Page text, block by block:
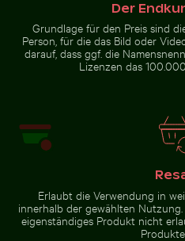
Der
Grundlage für den Preis sind
Person, für die das Bild oder
darauf, dass ggf. die
Lizenzen das
Erlaubt die Verwendung in
innerhalb der gewählten
eigenständiges Produkt nicht